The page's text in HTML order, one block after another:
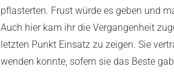
pflasterten. Frust würde es geben und
Auch hier kam ihr die Vergangenheit
letzten Punkt Einsatz zu zeigen. Sie
wenden konnte, sofern sie das Beste